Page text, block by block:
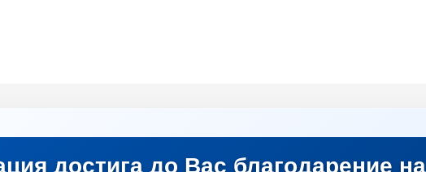
достига до Вас благодарение на